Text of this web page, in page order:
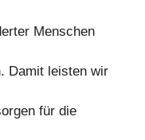
Menschen
Damit leisten wir
für die